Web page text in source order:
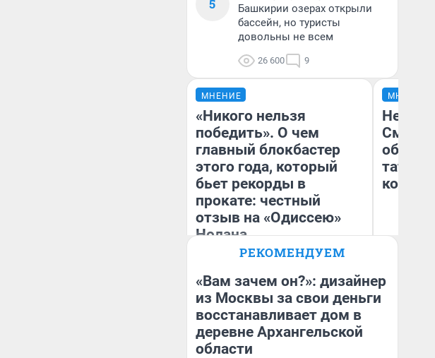
5
Башкирии озерах открыли
бассейн, но туристы
довольны не всем
26 600 9
МНЕНИЕ
«Никого нельзя
победить». О чем
главный блокбастер
этого года, который
бьет рекорды в
прокате: честный
отзыв на «Одиссею»
Нолана
Стас Соколов
МНЕНИЕ
РЕКОМЕНДУЕМ
«Вам зачем он?»: дизайнер
из Москвы за свои деньги
восстанавливает дом в
деревне Архангельской
области